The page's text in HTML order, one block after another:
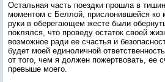
Остальная часть поездки прошла в
моментом с Беллой, прислонившейся ко
руки в оберегающем жесте были
поклялся, что проведу остаток своей
возможное ради ее счастья и
будет моей единоличной
от того, чем я должен пожертвовать, ее
превыше моего.